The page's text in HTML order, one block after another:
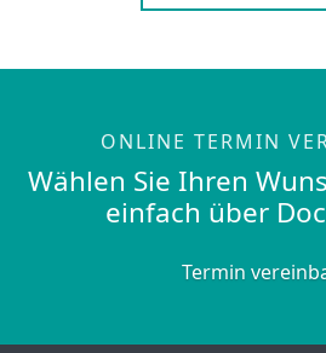
ONLINE TERMIN
Wählen Sie Ihren
einfach über
Termin